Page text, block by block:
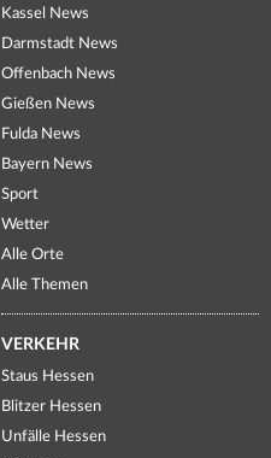
Kassel News
Darmstadt News
Offenbach News
Gießen News
Fulda News
Bayern News
Sport
Wetter
Alle Orte
Alle Themen
VERKEHR
Staus Hessen
Blitzer Hessen
Unfälle Hessen